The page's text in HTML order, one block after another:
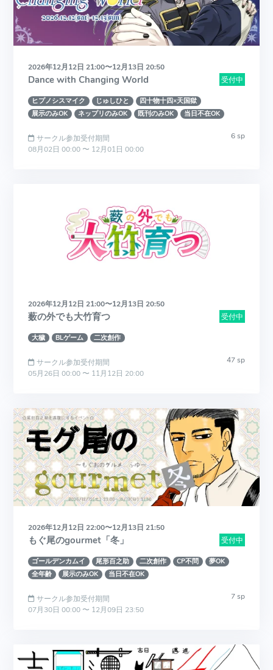
2026年12月12日 21:00〜12月13日 20:50
受付中
Dance with Changing World
ヒプノシスマイク じゅしひと
四十物十四×天国獄
展示のみOK
ネップリのみOK 既刊のみOK 当日不在OK
6 sp
サークル参加受付期間
08月02日 00:00 〜 12月01日 00:00
2026年12月12日 21:00〜12月13日 20:50
受付中
薮の外でも大竹育つ
大穢 BLゲーム 二次創作
47 sp
サークル参加受付期間
05月26日 00:00 〜 11月12日 20:00
2026年12月12日 22:00〜12月13日 21:50
受付中
もぐ尾のgourmet「冬」
ゴールデンカムイ 尾形百之助 二次創作 CP不問
夢OK
全年齢
展示のみOK 当日不在OK
7 sp
サークル参加受付期間
07月30日 00:00 〜 12月09日 23:50